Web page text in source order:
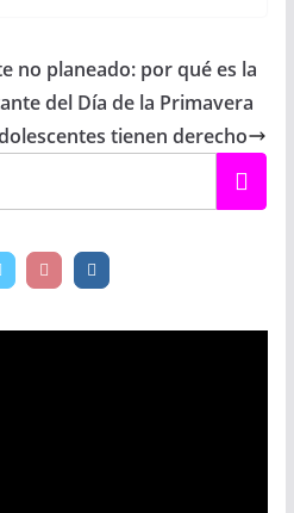
no planeado: por qué es la
del Día de la Primavera
tienen derecho